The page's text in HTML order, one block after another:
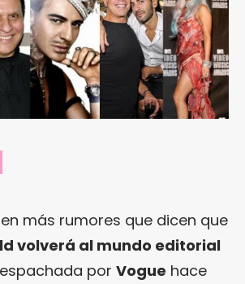
más rumores que dicen que
volverá al mundo editorial
por Vogue hace